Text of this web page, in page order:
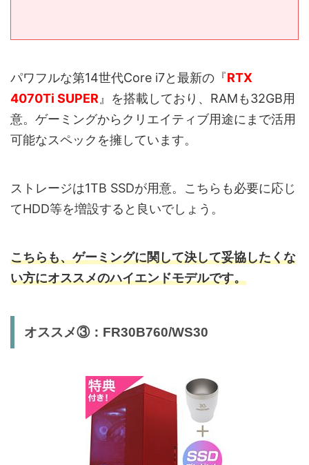
パワフルな第14世代Core i7と最新の『RTX
4070Ti SUPER 』を搭載しており、RAMも32GB用
意。ゲーミングからクリエイティブ用途にまで活用
可能なスペックを擁しています。
ストレージは1TB SSDが用意。こちらも必要に応じ
てHDD等を増設すると良いでしょう。
こちらも、ゲーミングに関して決して妥協したくな
い方にオススメのハイエンドモデルです。
オススメ③：FR30B760/WS30